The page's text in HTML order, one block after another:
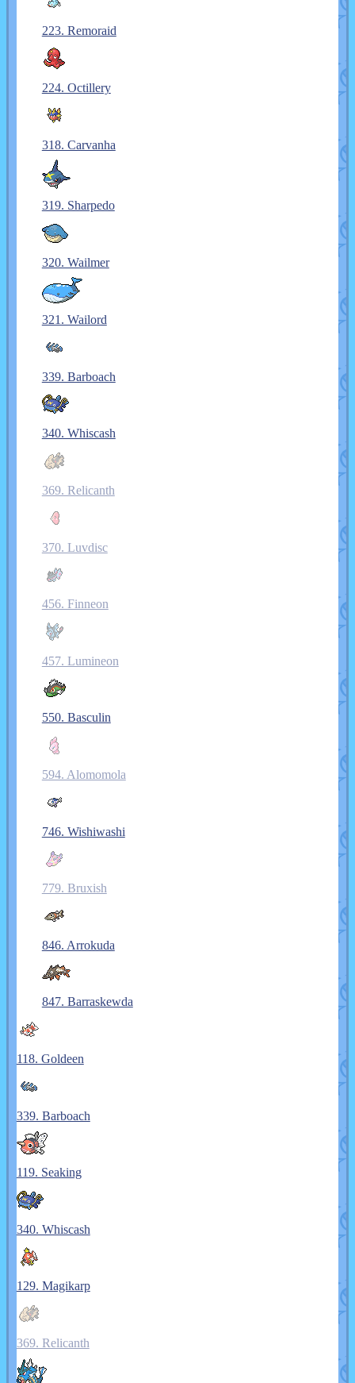
223. Remoraid
224. Octillery
318. Carvanha
319. Sharpedo
320. Wailmer
321. Wailord
339. Barboach
340. Whiscash
369. Relicanth
370. Luvdisc
456. Finneon
457. Lumineon
550. Basculin
594. Alomomola
746. Wishiwashi
779. Bruxish
846. Arrokuda
847. Barraskewda
118. Goldeen
339. Barboach
119. Seaking
340. Whiscash
129. Magikarp
369. Relicanth